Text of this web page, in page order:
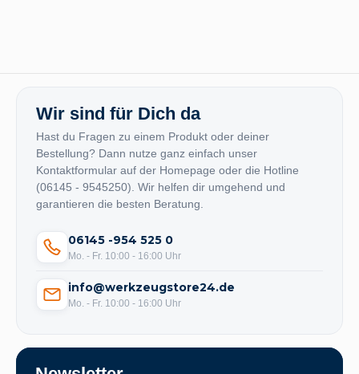
Wir sind für Dich da
Hast du Fragen zu einem Produkt oder deiner
Bestellung? Dann nutze ganz einfach unser
Kontaktformular auf der Homepage oder die Hotline
(06145 - 9545250). Wir helfen dir umgehend und
garantieren die besten Beratung.
06145 -954 525 0
Mo. - Fr. 10:00 - 16:00 Uhr
info@werkzeugstore24.de
Mo. - Fr. 10:00 - 16:00 Uhr